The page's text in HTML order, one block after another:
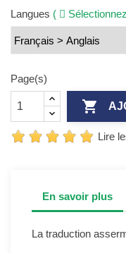
Langues (
Page(s)

Lire
En savoir plus
La traduction